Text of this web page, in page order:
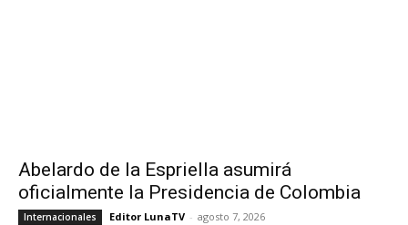
Abelardo de la Espriella asumirá
oficialmente la Presidencia de Colombia
Internacionales Editor LunaTV - agosto 7, 2026